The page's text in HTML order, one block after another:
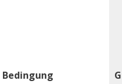
Bedingung